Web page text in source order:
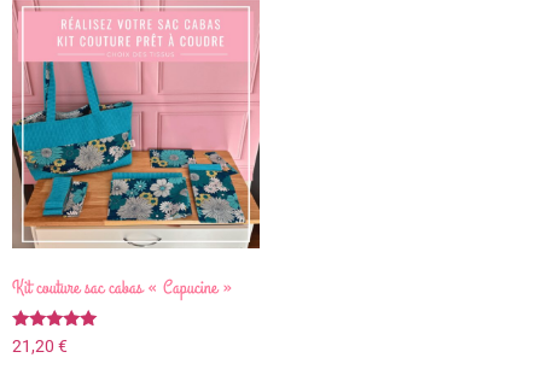
Kit couture sac cabas « Capucine »
Note
5.00
21,20 €